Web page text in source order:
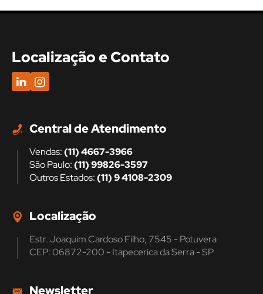
Localização e Contato
Central de Atendimento
Vendas:(11) 4667-3966
São Paulo:(11) 99826-3597
Outros Estados:(11) 9 4108-2309
Localização
Estr. Joaquim Cardoso Filho, 7545 - Potuvera
CEP: 06872-200 - Itapecerica da Serra - SP
Newsletter